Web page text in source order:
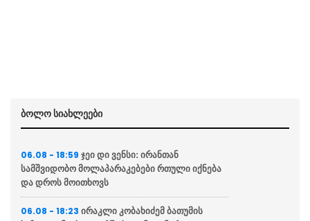
ბოლო სიახლეები
06.08 - 18:59 ჯეი დი ვენსი: ირანთან
სამშვიდობო მოლაპარაკებები რთული იქნება
და დროს მოითხოვს
06.08 - 18:23 ირაკლი კობახიძემ ბათუმის